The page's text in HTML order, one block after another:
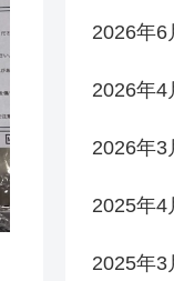
2026年6
2026年4
2026年3
2025年4
2025年3